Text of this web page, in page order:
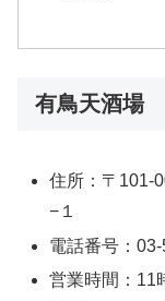
有鳥天酒場
住所：〒101-
−１
電話番号：
営業時間：11